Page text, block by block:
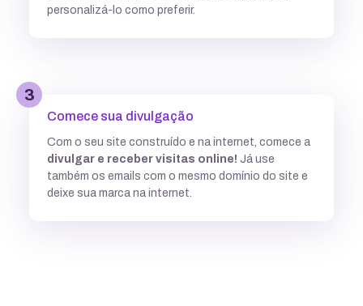
Integração com ferramentas Git
Subdomínios ilimitados
personalizá-lo como preferir.
3
Comece sua divulgação
Com o seu site construído e na internet, comece a
divulgar e receber visitas online! Já use
também os emails com o mesmo domínio do site e
deixe sua marca na internet.